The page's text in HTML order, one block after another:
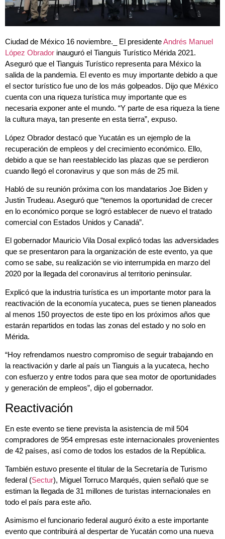
Ciudad de México 16 noviembre._ El presidenteAndrés Manuel
López Obrador inauguró el Tianguis Turístico Mérida 2021.
Aseguró que el Tianguis Turístico representa para México la
salida de la pandemia. El evento es muy importante debido a que
el sector turístico fue uno de los más golpeados. Dijo que México
cuenta con una riqueza turística muy importante que es
necesaria exponer ante el mundo. “Y parte de esa riqueza la tiene
la cultura maya, tan presente en esta tierra”, expuso.
López Obrador destacó que Yucatán es un ejemplo de la
recuperación de empleos y del crecimiento económico. Ello,
debido a que se han reestablecido las plazas que se perdieron
cuando llegó el coronavirus y que son más de 25 mil.
Habló de su reunión próxima con los mandatarios Joe Biden y
Justin Trudeau. Aseguró que “tenemos la oportunidad de crecer
en lo económico porque se logró establecer de nuevo el tratado
comercial con Estados Unidos y Canadá”.
El gobernador Mauricio Vila Dosal explicó todas las adversidades
que se presentaron para la organización de este evento, ya que
como se sabe, su realización se vio interrumpida en marzo del
2020 por la llegada del coronavirus al territorio peninsular.
Explicó que la industria turística es un importante motor para la
reactivación de la economía yucateca, pues se tienen planeados
al menos 150 proyectos de este tipo en los próximos años que
estarán repartidos en todas las zonas del estado y no solo en
Mérida.
“Hoy refrendamos nuestro compromiso de seguir trabajando en
la reactivación y darle al país un Tianguis a la yucateca, hecho
con esfuerzo y entre todos para que sea motor de oportunidades
y generación de empleos”, dijo el gobernador.
Reactivación
En este evento se tiene prevista la asistencia de mil 504
compradores de 954 empresas este internacionales provenientes
de 42 países, así como de todos los estados de la República.
También estuvo presente el titular de la Secretaría de Turismo
federal (Sectur), Miguel Torruco Marqués, quien señaló que se
estiman la llegada de 31 millones de turistas internacionales en
todo el país para este año.
Asimismo el funcionario federal auguró éxito a este importante
evento que contribuirá al despertar de Yucatán como una nueva